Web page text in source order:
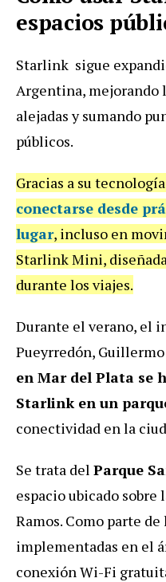
espacios
Starlink sigue
Argentina, mejorando
alejadas y sumando
públicos.
Gracias a su
conectarse desde
lugar, incluso en
Starlink Mini,
durante los viajes.
Durante el verano, el
Pueyrredón,
en Mar del Plata se
Starlink en un
conectividad en la
Se trata del Parque
espacio ubicado
Ramos. Como parte de
implementadas en el
conexión Wi-Fi